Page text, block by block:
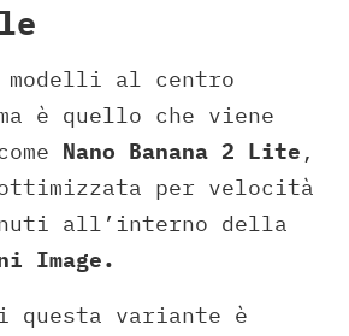
modelli al centro
è quello che viene
Nano Banana 2 Lite ,
per velocità
all’interno della
Image.
questa variante è